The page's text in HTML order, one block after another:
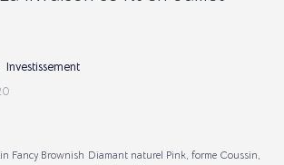
Investissement
Fancy Brownish Diamant naturel Pink, forme Coussin,